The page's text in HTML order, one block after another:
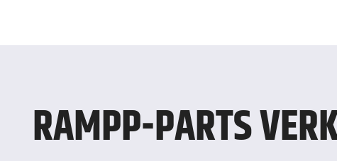
RAMPP-PARTS